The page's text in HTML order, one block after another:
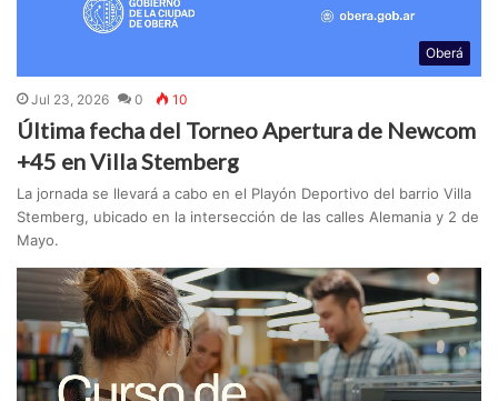
Oberá
Jul 23, 2026 0 10
Última fecha del Torneo Apertura de Newcom
+45 en Villa Stemberg
La jornada se llevará a cabo en el Playón Deportivo del barrio Villa
Stemberg, ubicado en la intersección de las calles Alemania y 2 de
Mayo.